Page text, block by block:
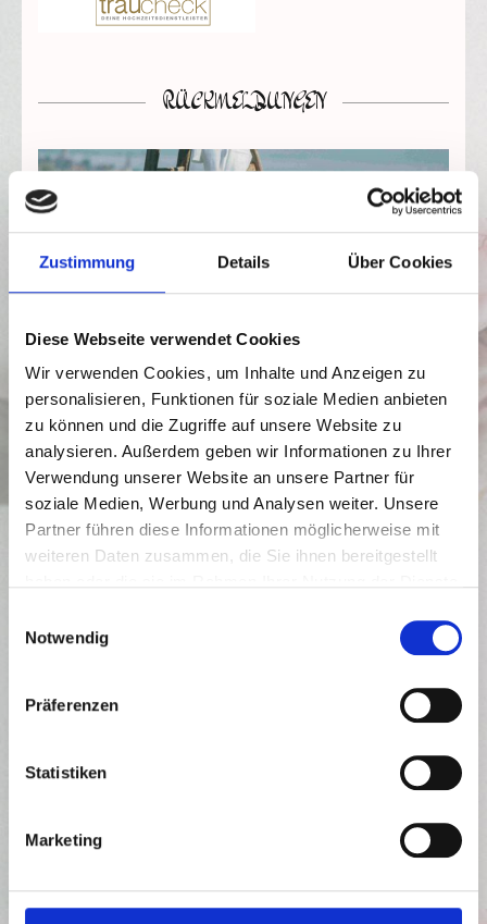
Zustimmung Details Über Cookies
Diese Webseite verwendet Cookies
Wir verwenden Cookies, um Inhalte und Anzeigen zu
personalisieren, Funktionen für soziale Medien anbieten
zu können und die Zugriffe auf unsere Website zu
analysieren. Außerdem geben wir Informationen zu Ihrer
Verwendung unserer Website an unsere Partner für
soziale Medien, Werbung und Analysen weiter. Unsere
Partner führen diese Informationen möglicherweise mit
weiteren Daten zusammen, die Sie ihnen bereitgestellt
Notwendig
Präferenzen
Statistiken
Marketing
RÜCKMELDUNGEN
Suche nach einer Traurednerin gleich von ihr überzeugt.
Bei unseren Gesprächen haben wir uns sehr wohlgefühlt
An unserem Tag lief nicht zuletzt Dank ihr alles
reibungslos, so wie wir es uns vorgestellt haben. Vielen
herzlichen Dank für dieses einmalige Erlebnis, das du
mit uns gestaltet hast!
Laura & David (Trauort: Biohof)